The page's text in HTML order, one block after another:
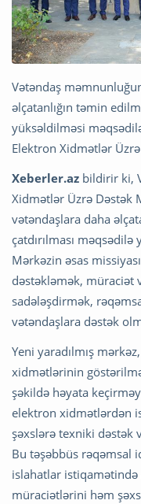
Vətəndaş
əlçatanlığın təmin
yüksəldilməsi
Elektron Xidmətlər Üzrə
Xeberler.az bildirir ki,
Xidmətlər Üzrə Dəstək
vətəndaşlara daha
çatdırılması
Mərkəzin əsas
dəstəkləmək, müraciət
sadələşdirmək,
vətəndaşlara dəstək
Yeni yaradılmış
xidmətlərinin
şəkildə həyata
elektron xidmətlərdən
şəxslərə texniki dəstək
Bu təşəbbüs rəqəmsal
islahatlar istiqamətində
müraciətlərini həm